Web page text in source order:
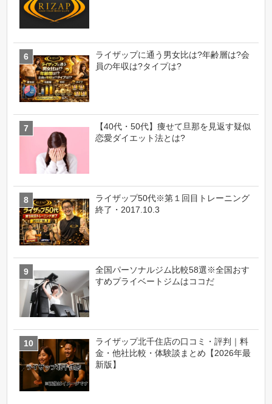
ライザップに通う男女比は?年齢層は?会
員の年収は?タイプは?
【40代・50代】痩せて旦那を見返す疑似
恋愛ダイエット法とは?
ライザップ50代※第１回目トレーニング
終了・2017.10.3
全国パーソナルジム比較58選※全国おす
すめプライベートジムはココだ
ライザップ北千住店の口コミ・評判｜料
金・他社比較・体験談まとめ【2026年最
新版】